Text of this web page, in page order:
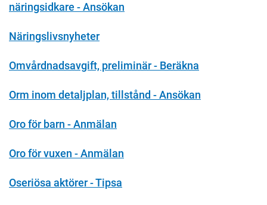
näringsidkare - Ansökan
Näringslivsnyheter
Omvårdnadsavgift, preliminär - Beräkna
Orm inom detaljplan, tillstånd - Ansökan
Oro för barn - Anmälan
Oro för vuxen - Anmälan
Oseriösa aktörer - Tipsa